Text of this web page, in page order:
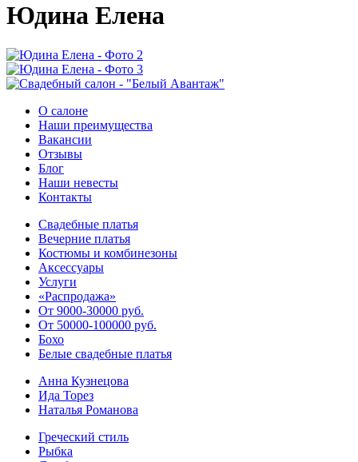
Юдина Елена
О салоне
Наши преимущества
Вакансии
Отзывы
Блог
Наши невесты
Контакты
Свадебные платья
Вечерние платья
Костюмы и комбинезоны
Аксессуары
Услуги
«Распродажа»
От 9000-30000 руб.
От 50000-100000 руб.
Бохо
Белые свадебные платья
Анна Кузнецова
Ида Торез
Наталья Романова
Греческий стиль
Рыбка